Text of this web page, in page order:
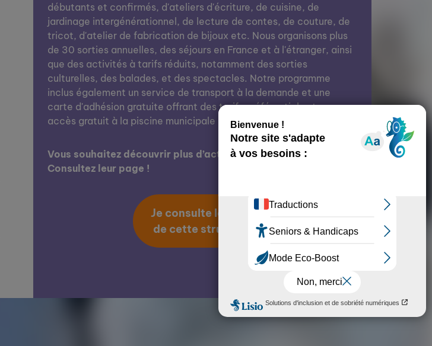
débutants et confirmés, d'ateliers d'écriture, de cuisine, de
jardinage intergénérationnel, de lecture de contes, de couture, de
tricot, d'atelier de fabrication de bijoux etc. Nous organisons plus
de 30 sorties annuelles, des séjours en France et à l'étranger, ainsi
que des activités à tarifs réduits, notamment des sorties
culturelles, des balades, et des spectacles. Notre programme
inclus également un service de transport à la demande et une
carte d'adhésion gratuite offrant des tarifs préférentiels et un
accès gratuit à la piscine municipale
Vous souhaitez découvrir plus d’actions de cette structure ?
Consultez leur page !
Je consulte la page
de cette structure